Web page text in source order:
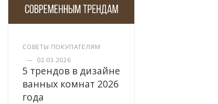
СОВЕТЫ ПОКУПАТЕЛЯМ
— 02.03.2026
5 трендов в дизайне
ванных комнат 2026
года